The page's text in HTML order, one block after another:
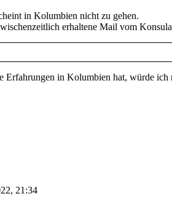
in Kolumbien nicht zu gehen.
erhaltene Mail vom
Erfahrungen in Kolumbien hat, würde
21:34